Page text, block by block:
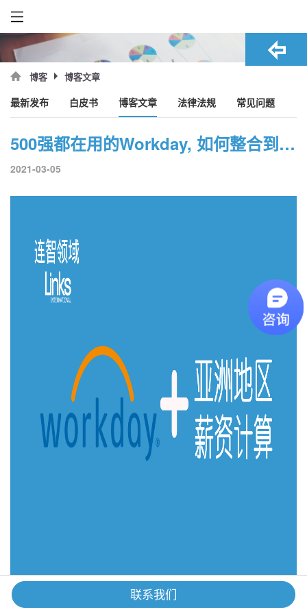
博客 博客文章
最新发布 白皮书 博客文章 法律法规 常见问题
500强都在用的Workday, 如何整合到计算薪资中去？
2021-03-05
联系我们